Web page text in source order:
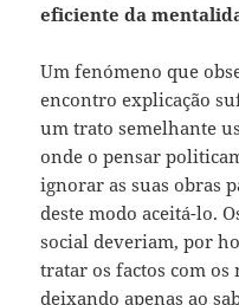
eficiente da
Um fenómeno que
encontro explicação
um trato semelhante
onde o pensar
ignorar as suas obras
deste modo aceitá-lo.
social deveriam, por
tratar os factos com os
deixando apenas ao